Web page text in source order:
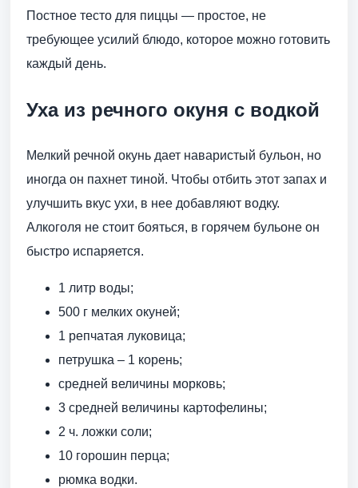
Постное тесто для пиццы — простое, не
требующее усилий блюдо, которое можно готовить
каждый день.
Уха из речного окуня с водкой
Мелкий речной окунь дает наваристый бульон, но
иногда он пахнет тиной. Чтобы отбить этот запах и
улучшить вкус ухи, в нее добавляют водку.
Алкоголя не стоит бояться, в горячем бульоне он
быстро испаряется.
1 литр воды;
500 г мелких окуней;
1 репчатая луковица;
петрушка – 1 корень;
средней величины морковь;
3 средней величины картофелины;
2 ч. ложки соли;
10 горошин перца;
рюмка водки.